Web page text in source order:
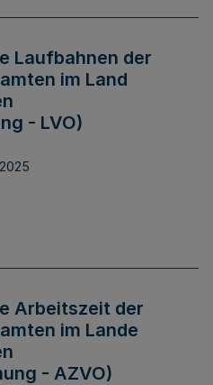
Laufbahnen der
im Land
- LVO)
Arbeitszeit der
im Lande
- AZVO)